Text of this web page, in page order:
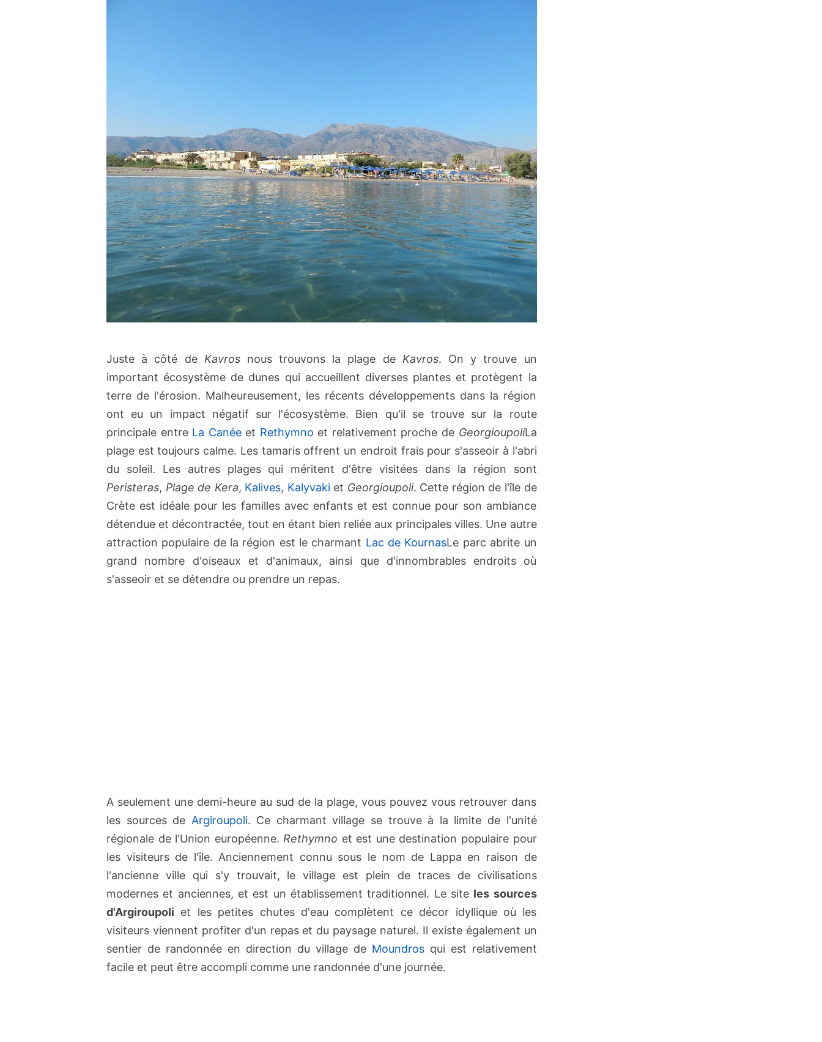
Juste à côté de Kavrosnous trouvons la plage de Kavros. On y trouve un
important écosystème de dunes qui accueillent diverses plantes et protègent la
terre de l'érosion. Malheureusement, les récents développements dans la région
ont eu un impact négatif sur l'écosystème. Bien qu'il se trouve sur la route
principale entre La Canéeet Rethymno et relativement proche de GeorgioupoliLa
plage est toujours calme. Les tamaris offrent un endroit frais pour s'asseoir à l'abri
du soleil. Les autres plages qui méritent d'être visitées dans la région sont
Peristeras, Plage de Kera, Kalives, Kalyvakiet Georgioupoli. Cette région de l'île de
Crète est idéale pour les familles avec enfants et est connue pour son ambiance
détendue et décontractée, tout en étant bien reliée aux principales villes. Une autre
attraction populaire de la région est le charmant Lac de KournasLe parc abrite un
grand nombre d'oiseaux et d'animaux, ainsi que d'innombrables endroits où
s'asseoir et se détendre ou prendre un repas.
A seulement une demi-heure au sud de la plage, vous pouvez vous retrouver dans
les sources de Argiroupoli. Ce charmant village se trouve à la limite de l'unité
régionale de l'Union européenne.Rethymno et est une destination populaire pour
les visiteurs de l'île. Anciennement connu sous le nom de Lappa en raison de
l'ancienne ville qui s'y trouvait, le village est plein de traces de civilisations
modernes et anciennes, et est un établissement traditionnel. Le site les sources
d'Argiroupoli et les petites chutes d'eau complètent ce décor idyllique où les
visiteurs viennent profiter d'un repas et du paysage naturel. Il existe également un
sentier de randonnée en direction du village de Moundrosqui est relativement
facile et peut être accompli comme une randonnée d'une journée.